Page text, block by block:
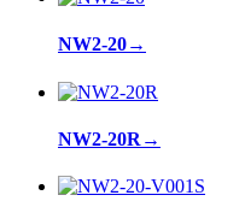
NW2-20→
NW2-20R →